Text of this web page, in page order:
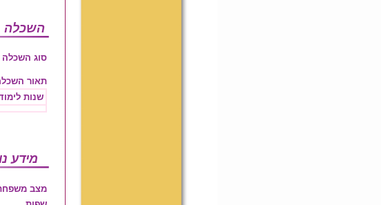
השכלה
סוג השכלה
תאור
שנות
מידע
מצב